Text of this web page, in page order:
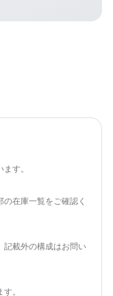
す。
在庫一覧をご確認く
記載外の構成はお問い
。